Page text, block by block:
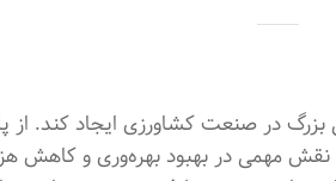
بزرگ در صنعت کشاورزی ایجاد کند.
مهمی در بهبود بهره‌وری و کاهش